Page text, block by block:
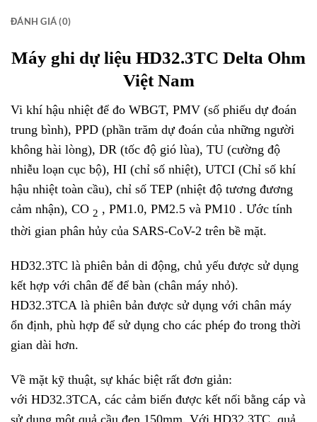
ĐÁNH GIÁ (0)
Máy ghi dự liệu HD32.3TC Delta Ohm
Việt Nam
Vi khí hậu nhiệt để đo WBGT, PMV (số phiếu dự đoán
trung bình), PPD (phần trăm dự đoán của những người
không hài lòng), DR (tốc độ gió lùa), TU (cường độ
nhiễu loạn cục bộ), HI (chỉ số nhiệt), UTCI (Chỉ số khí
hậu nhiệt toàn cầu), chỉ số TEP (nhiệt độ tương đương
cảm nhận), CO 2 , PM1.0, PM2.5 và PM10 . Ước tính
thời gian phân hủy của SARS-CoV-2 trên bề mặt.
HD32.3TC là phiên bản di động, chủ yếu được sử dụng
kết hợp với chân đế để bàn (chân máy nhỏ).
HD32.3TCA là phiên bản được sử dụng với chân máy
ổn định, phù hợp để sử dụng cho các phép đo trong thời
gian dài hơn.
Về mặt kỹ thuật, sự khác biệt rất đơn giản:
với HD32.3TCA, các cảm biến được kết nối bằng cáp và
sử dụng một quả cầu đen 150mm. Với HD32.3TC, quả